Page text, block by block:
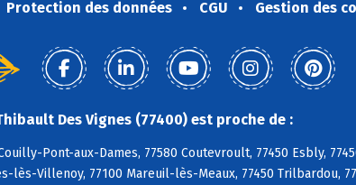
Protection des données CGU Gestion des
Des Vignes (77400) est proche de :
Pont-aux-Dames, 77580 Coutevroult, 77450 Esbly,
lès-Villenoy, 77100 Mareuil-lès-Meaux, 77450 Trilbardou,